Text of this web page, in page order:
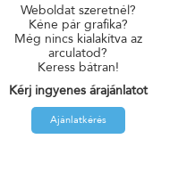
Weboldat szeretnél?
Kéne pár grafika?
Még nincs kialakítva az
arculatod?
Keress bátran!
Kérj ingyenes árajánlatot
Ajánlatkérés